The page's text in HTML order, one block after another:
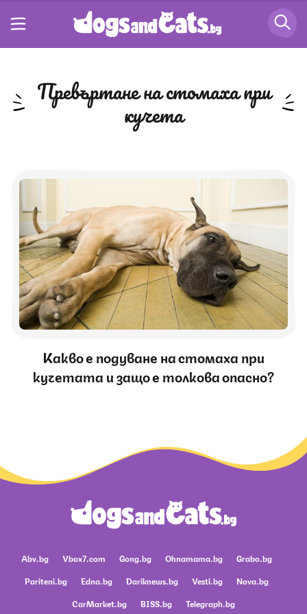
превъртане на стомаха при
кучета
Какво е подуване на стомаха при
кучетата и защо е толкова опасно?
Abv.bg Vbox7.com Gong.bg Ohnamama.bg
Grabo.bg
Pariteni.bg
Edna.bg Dariknews.bg Vesti.bg
Nova.bg
CarMarket.bg
BISS.bg Telegraph.bg